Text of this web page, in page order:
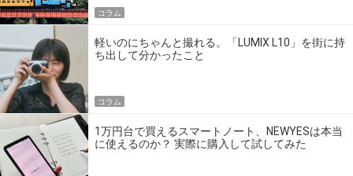
コラム
軽いのにちゃんと撮れる。「LUMIX L10」を街に持
ち出して分かったこと
コラム
1万円台で買えるスマートノート、NEWYESは本当
に使えるのか？ 実際に購入して試してみた